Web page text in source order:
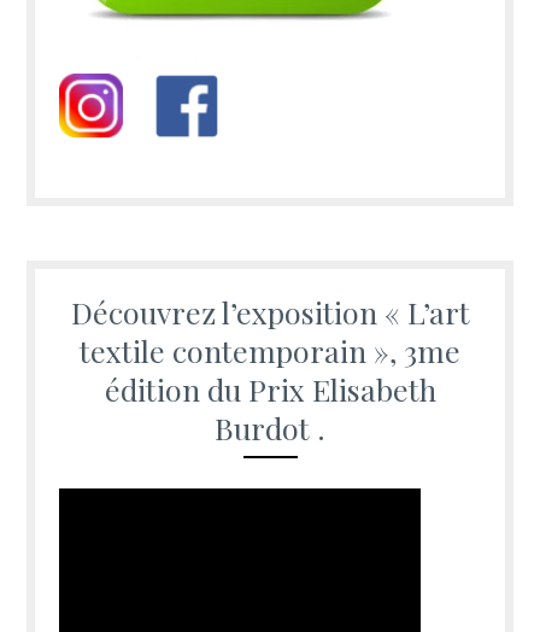
Découvrez l’exposition « L’art
textile contemporain », 3me
édition du Prix Elisabeth
Burdot .